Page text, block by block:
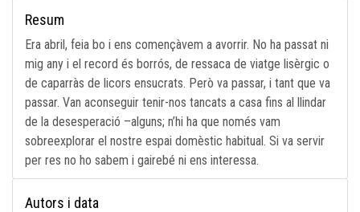
Resum
Era abril, feia bo i ens començàvem a avorrir. No ha passat ni
mig any i el record és borrós, de ressaca de viatge lisèrgic o
de caparràs de licors ensucrats. Però va passar, i tant que va
passar. Van aconseguir tenir-nos tancats a casa fins al llindar
de la desesperació –alguns; n’hi ha que només vam
sobreexplorar el nostre espai domèstic habitual. Si va servir
per res no ho sabem i gairebé ni ens interessa.
Autors i data